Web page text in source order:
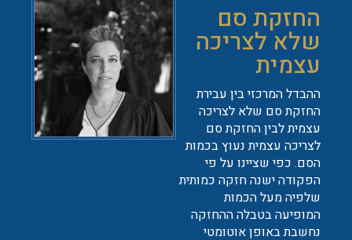
החזקת סם
שלא לצריכה
עצמית
ההבדל המרכזי בין עבירת
החזקת סם שלא לצריכה
עצמית לבין החזקת סם
לצריכה עצמית נעוץ בכמות
הסם. כפי שציינו על פי
הפקודה ישנה חזקה כמותית
שלפיה מעל הכמות
המופיעה בטבלה ההחזקה
נחשבת באופן אוטומטי